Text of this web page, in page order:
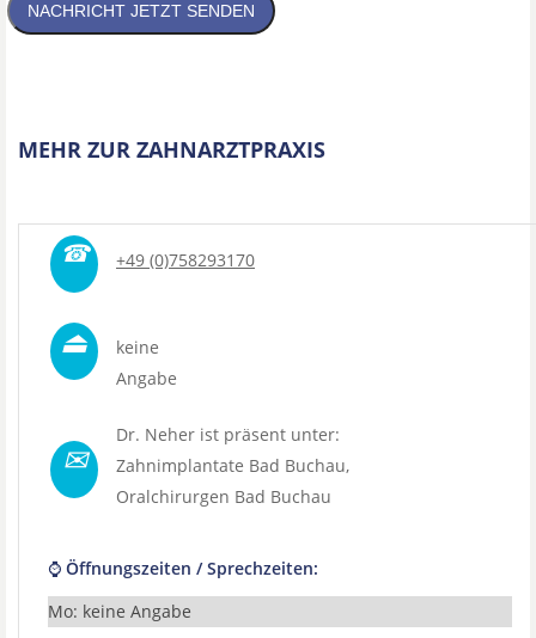
NACHRICHT JETZT SENDEN
MEHR ZUR ZAHNARZTPRAXIS
☎ +49 (0)758293170
⏏
keine
Angabe
✉
Dr. Neher ist präsent unter:
Zahnimplantate Bad Buchau,
Oralchirurgen Bad Buchau
⌚ Öffnungszeiten / Sprechzeiten:
Mo: keine Angabe